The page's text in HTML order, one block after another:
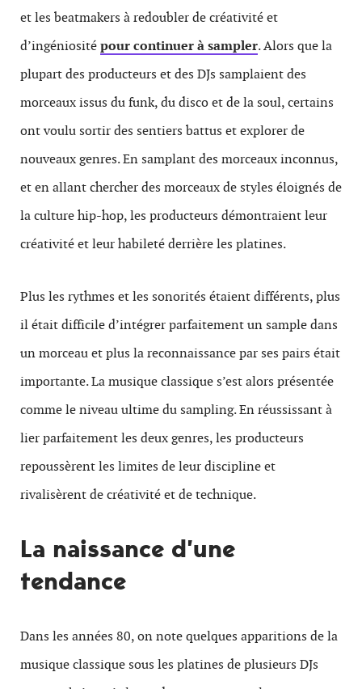
et les beatmakers à redoubler de créativité et
d’ingéniositépour continuer à sampler. Alors que la
plupart des producteurs et des DJs samplaient des
morceaux issus du funk, du disco et de la soul, certains
ont voulu sortir des sentiers battus et explorer de
nouveaux genres. En samplant des morceaux inconnus,
et en allant chercher des morceaux de styles éloignés de
la culture hip-hop, les producteurs démontraient leur
créativité et leur habileté derrière les platines.
Plus les rythmes et les sonorités étaient différents, plus
il était difficile d’intégrer parfaitement un sample dans
un morceau et plus la reconnaissance par ses pairs était
importante. La musique classique s’est alors présentée
comme le niveau ultime du sampling. En réussissant à
lier parfaitement les deux genres, les producteurs
repoussèrent les limites de leur discipline et
rivalisèrent de créativité et de technique.
La naissance d’une
tendance
Dans les années 80, on note quelques apparitions de la
musique classique sous les platines de plusieurs DJs